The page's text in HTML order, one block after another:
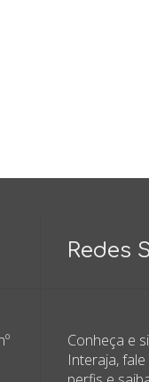
Redes
Conheça e
Interaja,